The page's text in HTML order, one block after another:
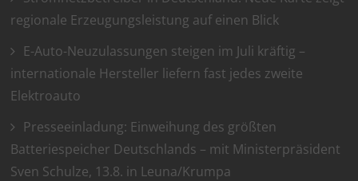
regionale Erzeugungsleistung auf einen Blick
E-Auto-Neuzulassungen steigen im Juli kräftig –
internationale Hersteller liefern fast jedes zweite
Elektroauto
Presseeinladung: Einweihung des größten
Batteriespeicher Deutschlands – mit Ministerpräsident
Sven Schulze, 13.8. in Leuna/Krumpa